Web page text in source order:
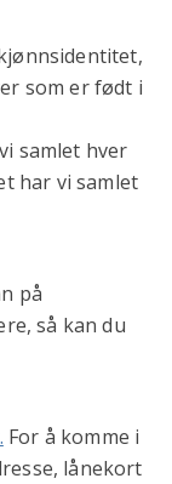
som er født i
samlet hver
har vi samlet
på
så kan du
For å komme i
lånekort